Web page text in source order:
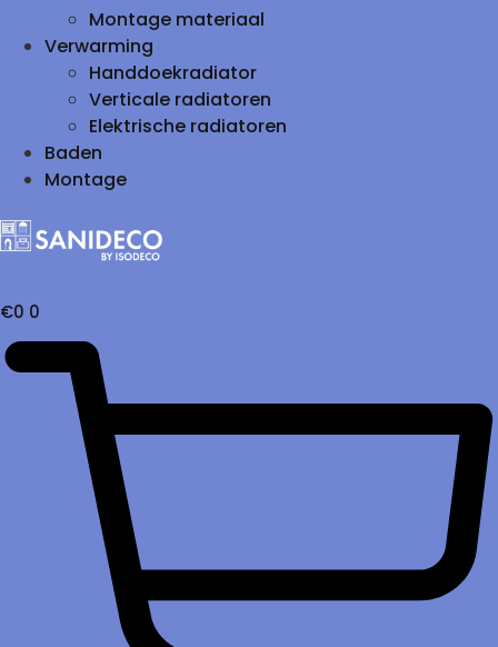
Montage materiaal
Verwarming
Handdoekradiator
Verticale radiatoren
Elektrische radiatoren
Baden
Montage
€0 0